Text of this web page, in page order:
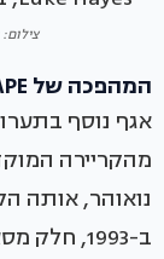
צילום: Luke Hayes, באדיבות מוזיאון העיצוב לונדון
המהפכה של BAPE
אגף נוסף
מהקריירה
נואוהר, אותה
ב-1993,